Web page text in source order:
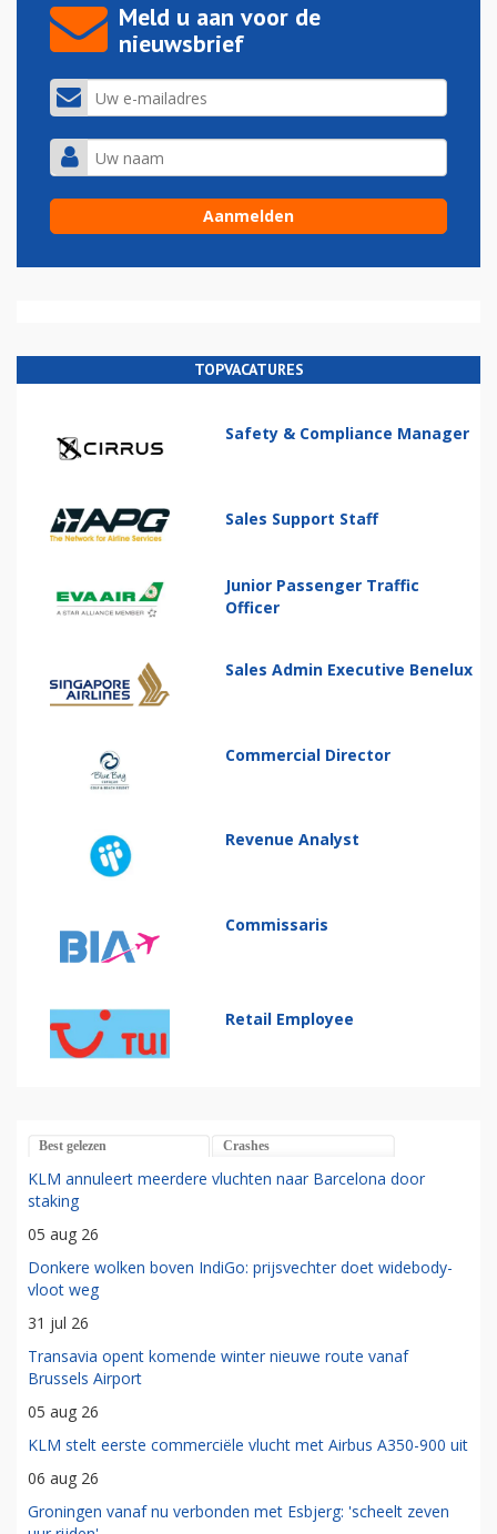
Meld u aan voor de
nieuwsbrief
TOPVACATURES
Safety & Compliance Manager
Sales Support Staff
Junior Passenger Traffic
Officer
Sales Admin Executive Benelux
Commercial Director
Revenue Analyst
Commissaris
Retail Employee
Best gelezen Crashes
KLM annuleert meerdere vluchten naar Barcelona door
staking
05 aug 26
Donkere wolken boven IndiGo: prijsvechter doet widebody-
vloot weg
31 jul 26
Transavia opent komende winter nieuwe route vanaf
Brussels Airport
05 aug 26
KLM stelt eerste commerciële vlucht met Airbus A350-900 uit
06 aug 26
Groningen vanaf nu verbonden met Esbjerg: 'scheelt zeven